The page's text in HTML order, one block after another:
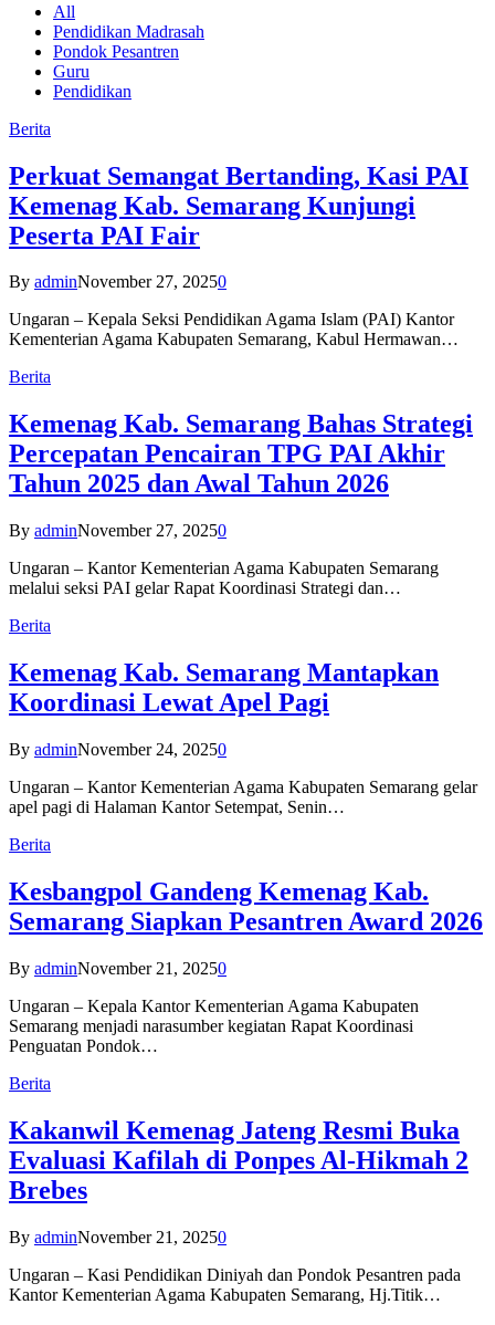
All
Pendidikan Madrasah
Pondok Pesantren
Guru
Pendidikan
Berita
Perkuat Semangat Bertanding, Kasi PAI
Kemenag Kab. Semarang Kunjungi
Peserta PAI Fair
By adminNovember 27, 20250
Ungaran – Kepala Seksi Pendidikan Agama Islam (PAI) Kantor
Kementerian Agama Kabupaten Semarang, Kabul Hermawan…
Berita
Kemenag Kab. Semarang Bahas Strategi
Percepatan Pencairan TPG PAI Akhir
Tahun 2025 dan Awal Tahun 2026
By adminNovember 27, 20250
Ungaran – Kantor Kementerian Agama Kabupaten Semarang
melalui seksi PAI gelar Rapat Koordinasi Strategi dan…
Berita
Kemenag Kab. Semarang Mantapkan
Koordinasi Lewat Apel Pagi
By adminNovember 24, 20250
Ungaran – Kantor Kementerian Agama Kabupaten Semarang gelar
apel pagi di Halaman Kantor Setempat, Senin…
Berita
Kesbangpol Gandeng Kemenag Kab.
Semarang Siapkan Pesantren Award 2026
By adminNovember 21, 20250
Ungaran – Kepala Kantor Kementerian Agama Kabupaten
Semarang menjadi narasumber kegiatan Rapat Koordinasi
Penguatan Pondok…
Berita
Kakanwil Kemenag Jateng Resmi Buka
Evaluasi Kafilah di Ponpes Al-Hikmah 2
Brebes
By adminNovember 21, 20250
Ungaran – Kasi Pendidikan Diniyah dan Pondok Pesantren pada
Kantor Kementerian Agama Kabupaten Semarang, Hj.Titik…